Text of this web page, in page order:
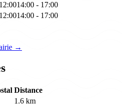
14:00 - 17:00
14:00 - 17:00
→
Distance
1.6 km